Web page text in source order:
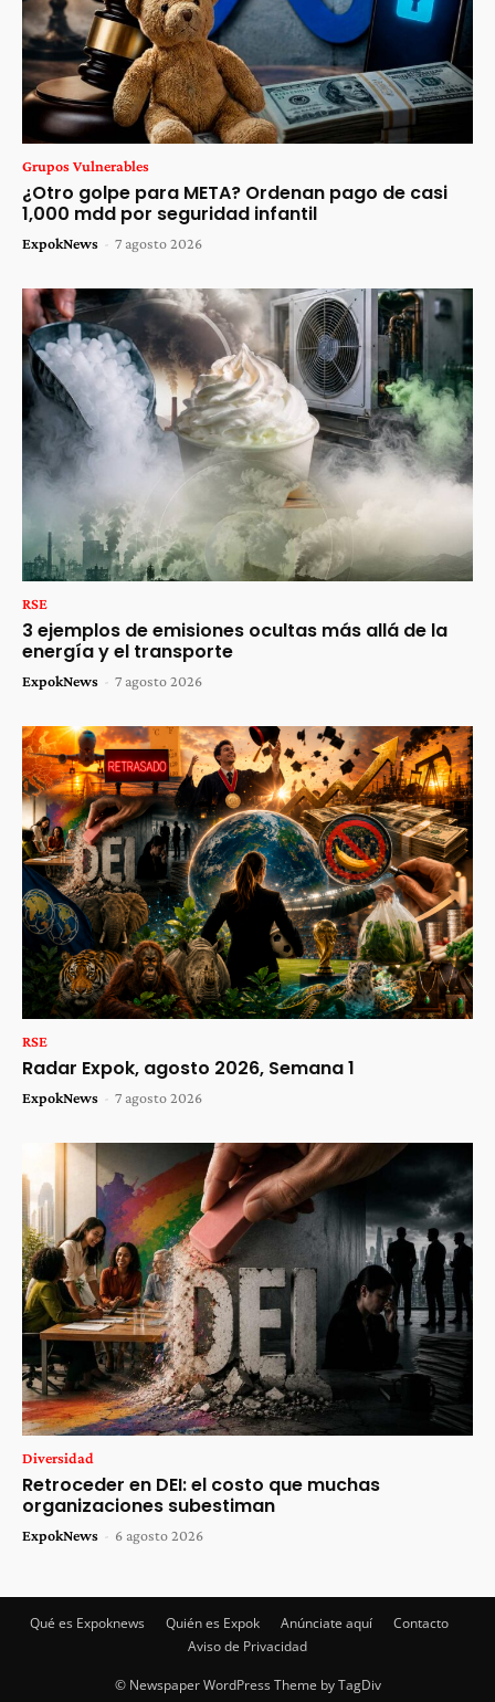
Grupos Vulnerables
¿Otro golpe para META? Ordenan pago de casi
1,000 mdd por seguridad infantil
ExpokNews - 7 agosto 2026
RSE
3 ejemplos de emisiones ocultas más allá de la
energía y el transporte
ExpokNews - 7 agosto 2026
RSE
Radar Expok, agosto 2026, Semana 1
ExpokNews - 7 agosto 2026
Diversidad
Retroceder en DEI: el costo que muchas
organizaciones subestiman
ExpokNews - 6 agosto 2026
Qué es Expoknews Quién es Expok Anúnciate aquí
Contacto
Aviso de Privacidad
© Newspaper WordPress Theme by TagDiv